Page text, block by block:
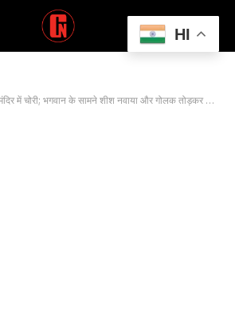
में चोरी; भगवान के सामने शीश नवाया और गोलक तोड़कर उड़ाया चढ़ावा
HI